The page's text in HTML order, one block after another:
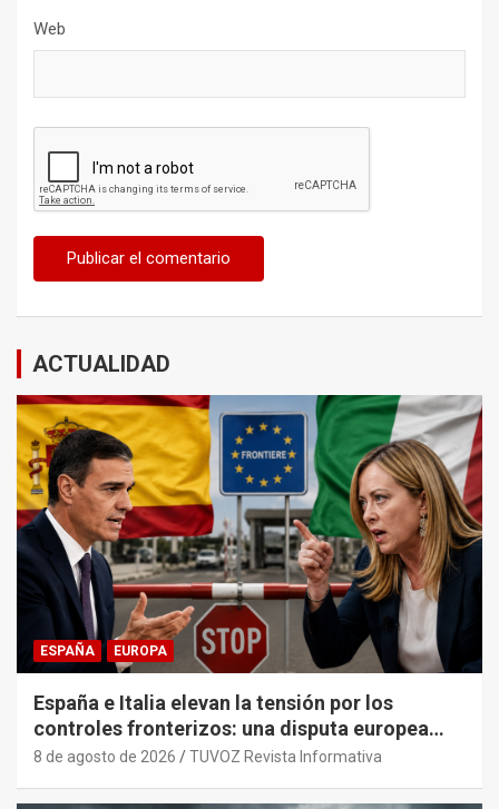
Web
ACTUALIDAD
ESPAÑA EUROPA
España e Italia elevan la tensión por los
controles fronterizos: una disputa europea
con trasfondo político.
8 de agosto de 2026 TUVOZ Revista Informativa